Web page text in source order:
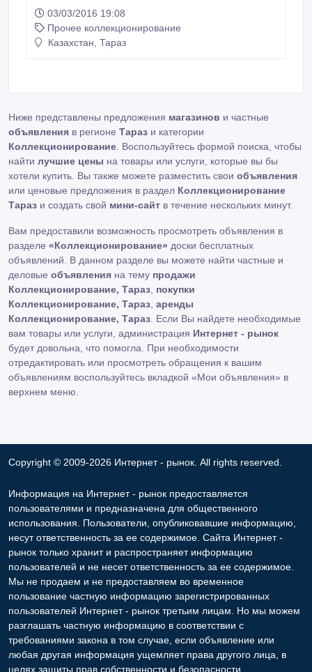
03/03/2016 19:08
Прочее коллекционирование
Казахстан, Тараз
Ниже представлены предложения магазинов и частные
объявления в регионе Тараз и категории
Коллекционирование . Воспользуйтесь формой поиска, чтобы
найти лучшие цены на товары или услуги, которые вы бы
хотели купить. Вы также можете разместить свои объявления
или ценовые предложения в раздел Коллекционирование
Тараз и создать свой мини-сайт в течение нескольких минут.
Вам предоставили возможность просмотреть объявления в
разделе «Коллекционирование» доски бесплатных
объявлений. В данном разделе вы можете найти частные и
деловые объявления на тему продажи
Коллекционирование, Тараз покупки
Коллекционирование, Тараз аренды
Коллекционирование, Тараз . Если Вы найдете необходимые
вам товары или услуги, администрация Интернет - рынок
будет довольна, что помогла. При необходимости
отредактировать или просмотреть обращения к вашим
объявлениям воспользуйтесь вкладкой «Мои объявления» в
верхнем меню.
Copyright © 2009-2026 Интернет - рынок. All rights reserved.
Информация на Интернет - рынок предоставляется
пользователями и предназначена для общественного
использования. Пользователи, опубликовавшие информацию,
несут ответственность за ее содержимое. Сайта Интернет -
рынок только хранит и распространяет информацию
пользователей и не несет ответственность за ее содержимое.
Мы не продаем и не предоставляем во временное
пользование частную информацию зарегистрированных
пользователей Интернет - рынок третьим лицам. Но мы можем
разглашать частную информацию в соответствии с
требованиями закона в том случае, если объявление или
любая другая информация ущемляет права другого лица, в
целях защиты прав собственности и безопасности